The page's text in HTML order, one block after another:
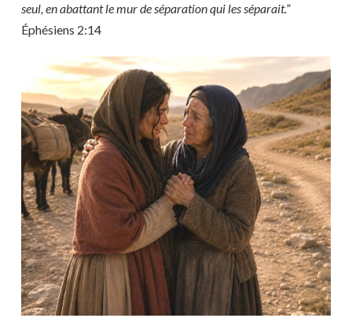
seul, en abattant le mur de séparation qui les séparait.”
Éphésiens 2:14